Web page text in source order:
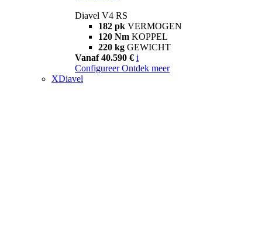
Diavel V4 RS
182 pk VERMOGEN
120 Nm KOPPEL
220 kg GEWICHT
Vanaf 40.590 € i
Configureer Ontdek meer
XDiavel